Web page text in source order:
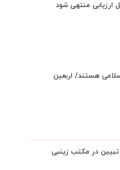
ارزیابی منتهی شود
هستند/ اربعین
تبیین در مکتب زینبی